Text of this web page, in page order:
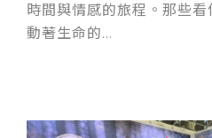
時間與情感的旅程。那些
動著生命的...